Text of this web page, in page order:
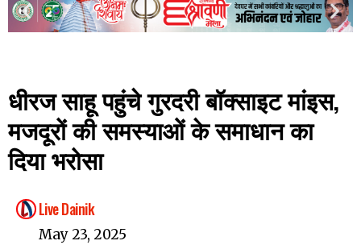
धीरज साहू पहुंचे गुरदरी बॉक्साइट मांइस,
मजदूरों की समस्याओं के समाधान का
दिया भरोसा
Live Dainik
May 23, 2025